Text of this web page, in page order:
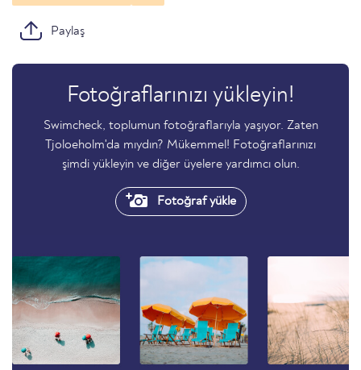
Paylaş
Fotoğraflarınızı yükleyin!
Swimcheck, toplumun fotoğraflarıyla yaşıyor. Zaten
Tjoloeholm'da mıydın? Mükemmel! Fotoğraflarınızı
şimdi yükleyin ve diğer üyelere yardımcı olun.
Fotoğraf yükle